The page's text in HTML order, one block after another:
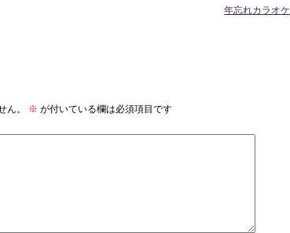
年忘れカラオケ
ん。 ※ が付いている欄は必須項目です